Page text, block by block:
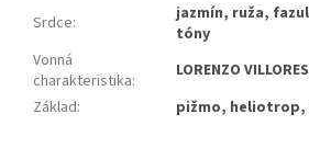
Srdce:
jazmín, ruža,
tóny
Vonná
charakteristika:
LORENZO
Základ: pižmo, heliotrop,